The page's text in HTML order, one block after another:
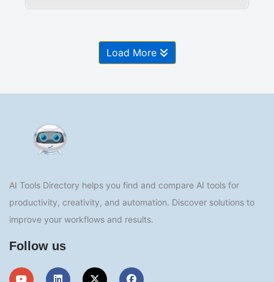
Load More
AI Tools Directory helps you find and compare AI tools for
productivity, creativity, and automation. Discover solutions to
improve your workflows and results.
Follow us